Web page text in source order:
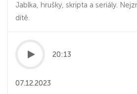
Jablka, hrušky, skripta a seriály.
dítě.
20:13
07.12.2023